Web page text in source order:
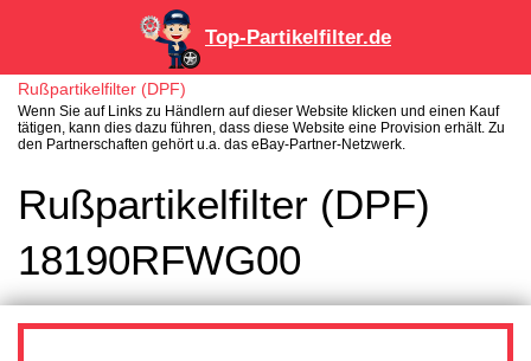
Top-Partikelfilter.de
Rußpartikelfilter (DPF)
Wenn Sie auf Links zu Händlern auf dieser Website klicken und einen Kauf
tätigen, kann dies dazu führen, dass diese Website eine Provision erhält. Zu
den Partnerschaften gehört u.a. das eBay-Partner-Netzwerk.
Rußpartikelfilter (DPF)
18190RFWG00